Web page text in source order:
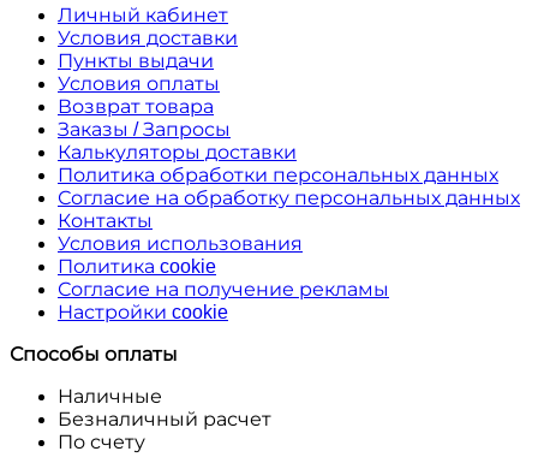
Личный кабинет
Условия доставки
Пункты выдачи
Условия оплаты
Возврат товара
Заказы / Запросы
Калькуляторы доставки
Политика обработки персональных данных
Согласие на обработку персональных данных
Контакты
Условия использования
Политика cookie
Согласие на получение рекламы
Настройки cookie
Способы оплаты
Наличные
Безналичный расчет
По счету